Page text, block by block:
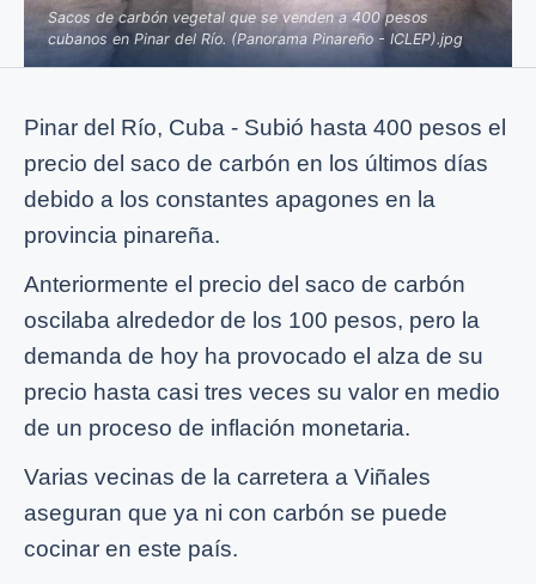
Sacos de carbón vegetal que se venden a 400 pesos
cubanos en Pinar del Río. (Panorama Pinareño - ICLEP).jpg
Pinar del Río, Cuba - Subió hasta 400 pesos el
precio del saco de carbón en los últimos días
debido a los constantes apagones en la
provincia pinareña.
Anteriormente el precio del saco de carbón
oscilaba alrededor de los 100 pesos, pero la
demanda de hoy ha provocado el alza de su
precio hasta casi tres veces su valor en medio
de un proceso de inflación monetaria.
Varias vecinas de la carretera a Viñales
aseguran que ya ni con carbón se puede
cocinar en este país.